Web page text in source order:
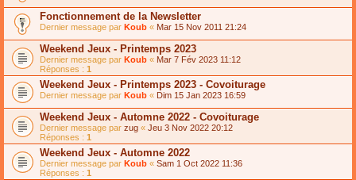
Fonctionnement de la Newsletter
Dernier message par Koub « Mar 15 Nov 2011 21:24
Weekend Jeux - Printemps 2023
Dernier message par Koub « Mar 7 Fév 2023 11:12
Réponses : 1
Weekend Jeux - Printemps 2023 - Covoiturage
Dernier message par Koub « Dim 15 Jan 2023 16:59
Weekend Jeux - Automne 2022 - Covoiturage
Dernier message par zug « Jeu 3 Nov 2022 20:12
Réponses : 1
Weekend Jeux - Automne 2022
Dernier message par Koub « Sam 1 Oct 2022 11:36
Réponses : 1